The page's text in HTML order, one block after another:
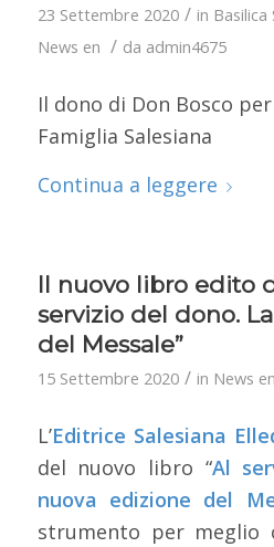
23 Settembre 2020 / in Basilica
News en / da admin4675
Il dono di Don Bosco
Famiglia Salesiana
Continua a leggere
Il nuovo libro edito
servizio del dono.
del Messale”
15 Settembre 2020 / in News en
L’Editrice Salesiana
del nuovo libro “Al
nuova edizione del
strumento per meglio